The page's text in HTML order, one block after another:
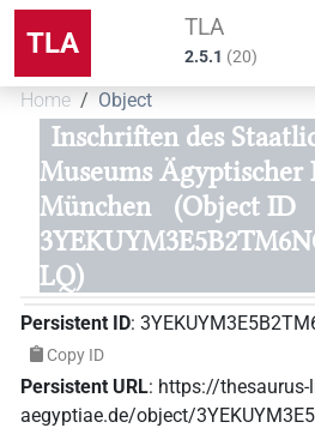
TLA TLA
2.5.1 (20)
Home Object
Inschriften des
Museums Ägyptischer
München
(Object ID
LQ)
Persistent ID:
Copy ID
Persistent URL: https://thesaurus-
aegyptiae.de/object/